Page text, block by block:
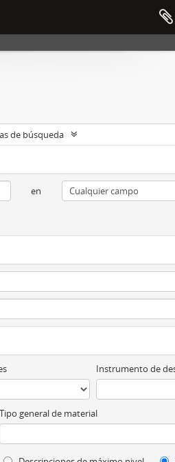
de búsqueda
en
Instrumento de
Tipo general de material